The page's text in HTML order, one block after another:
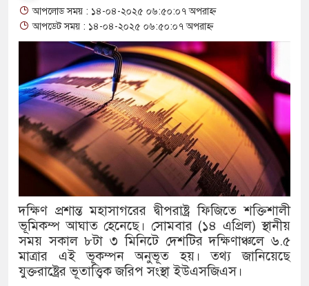
অত্যাচারের ছবি যেন আর তুলতে
‘গুলশানের চামেলি’তে ভিন্ন
যৌনকর্মীর দালাল চরিত্রে
সারজিস-পাটোয়ারীসহ ১০ জনের
গুলশান থেকে সাবেক মন্ত্রী লতিফ
‘স্কুটি নাকি গোল্ড?’
এর ফ্রিডম ব্র্যান্ড, বাড়ল
সংবিধান অনুযায়ী যথাসময়ে
১৫২২ পুলিশ সদস্যকে চাকরিতে
আপলোড সময় : ১৪-০৪-২০২৫ ০৬:৫০:০৭ অপরাহ্ন
আপডেট সময় : ১৪-০৪-২০২৫ ০৬:৫০:০৭ অপরাহ্ন
দক্ষিণ প্রশান্ত মহাসাগরের দ্বীপরাষ্ট্র ফিজিতে শক্তিশালী
ভূমিকম্প আঘাত হেনেছে। সোমবার (১৪ এপ্রিল) স্থানীয়
সময় সকাল ৮টা ৩ মিনিটে দেশটির দক্ষিণাঞ্চলে ৬.৫
মাত্রার এই ভূকম্পন অনুভূত হয়। তথ্য জানিয়েছে
যুক্তরাষ্ট্রের ভূতাত্ত্বিক জরিপ সংস্থা ইউএসজিএস।